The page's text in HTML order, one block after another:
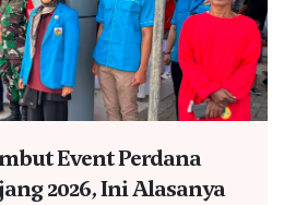
Event Perdana
2026, Ini Alasanya